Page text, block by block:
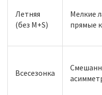
Летняя
(без M+S)
Мелкие
прямые
Всесезонка